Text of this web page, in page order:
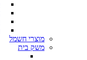
מוצרי חשמל
משק בית